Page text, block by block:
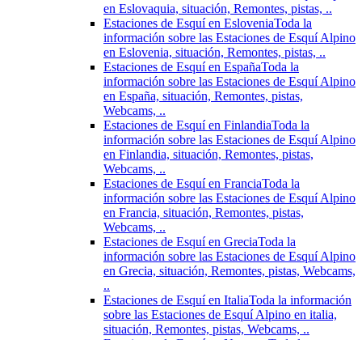
en Eslovaquia, situación, Remontes, pistas, ..
Estaciones de Esquí en EsloveniaToda la
información sobre las Estaciones de Esquí Alpino
en Eslovenia, situación, Remontes, pistas, ..
Estaciones de Esquí en EspañaToda la
información sobre las Estaciones de Esquí Alpino
en España, situación, Remontes, pistas,
Webcams, ..
Estaciones de Esquí en FinlandiaToda la
información sobre las Estaciones de Esquí Alpino
en Finlandia, situación, Remontes, pistas,
Webcams, ..
Estaciones de Esquí en FranciaToda la
información sobre las Estaciones de Esquí Alpino
en Francia, situación, Remontes, pistas,
Webcams, ..
Estaciones de Esquí en GreciaToda la
información sobre las Estaciones de Esquí Alpino
en Grecia, situación, Remontes, pistas, Webcams,
..
Estaciones de Esquí en ItaliaToda la información
sobre las Estaciones de Esquí Alpino en italia,
situación, Remontes, pistas, Webcams, ..